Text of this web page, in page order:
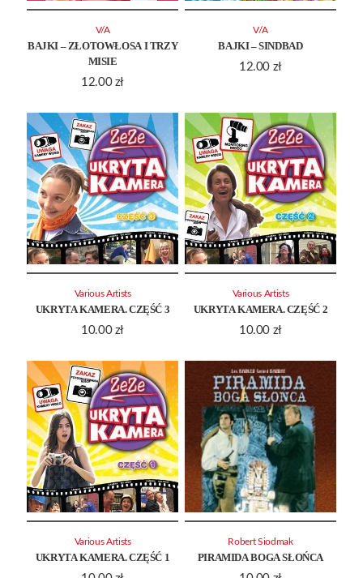
BAJKI – ZŁOTOWŁOSA I TRZY
MISIE
12.00 zł
V/A
BAJKI – SINDBAD
12.00 zł
V/A
UKRYTA KAMERA. CZĘŚĆ 3
10.00 zł
Various Artists
UKRYTA KAMERA. CZĘŚĆ 2
10.00 zł
Various Artists
UKRYTA KAMERA. CZĘŚĆ 1
Various Artists
PIRAMIDA BOGA SŁOŃCA
Robert Siodmak